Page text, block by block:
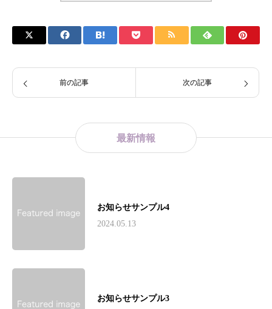
前の記事 次の記事
最新情報
お知らせサンプル4
2024.05.13
お知らせサンプル3